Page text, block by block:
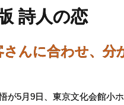
詩人の恋
さんに合わせ、分
が5月9日、東京文化会館小